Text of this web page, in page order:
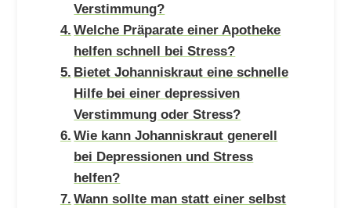
Verstimmung?
Welche Präparate einer Apotheke
helfen schnell bei Stress?
Bietet Johanniskraut eine schnelle
Hilfe bei einer depressiven
Verstimmung oder Stress?
Wie kann Johanniskraut generell
bei Depressionen und Stress
helfen?
Wann sollte man statt einer selbst